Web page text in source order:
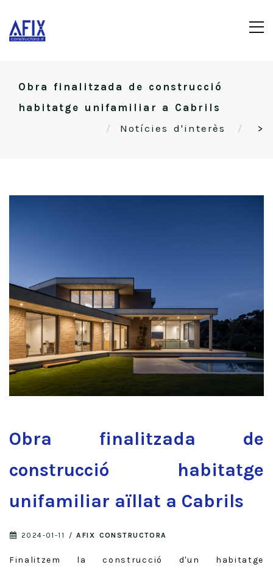
Obra finalitzada de construcció
habitatge unifamiliar a Cabrils
>
Notícies d'interès
Obra finalitzada de
construcció habitatge
unifamiliar aïllat a Cabrils
2024-01-11 / AFIX CONSTRUCTORA
Finalitzem la construcció d'un habitatge